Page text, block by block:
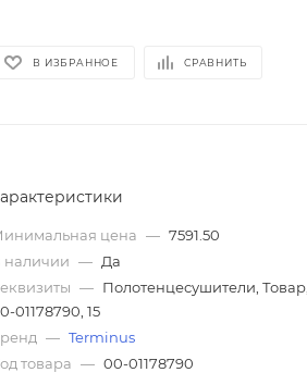
В ИЗБРАННОЕ СРАВНИТЬ
цена — 7591.50
наличии — Да
— Полотенцесушители, Товар,
01178790, 15
— Terminus
товара — 00-01178790